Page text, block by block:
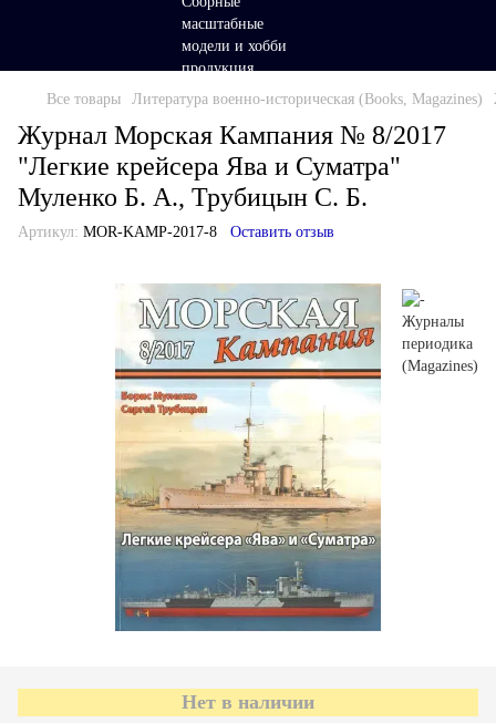
Все товары Литература военно-историческая (Books, Magazines)
Журнал Морская Кампания № 8/2017
"Легкие крейсера Ява и Суматра"
Муленко Б. А., Трубицын С. Б.
Артикул: MOR-KAMP-2017-8 Оставить отзыв
Нет в наличии